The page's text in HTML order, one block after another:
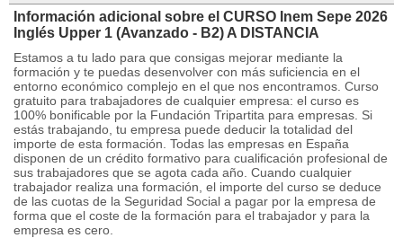
Información adicional sobre el CURSO Inem Sepe 2026
Inglés Upper 1 (Avanzado - B2) A DISTANCIA
Estamos a tu lado para que consigas mejorar mediante la
formación y te puedas desenvolver con más suficiencia en el
entorno económico complejo en el que nos encontramos. Curso
gratuito para trabajadores de cualquier empresa: el curso es
100% bonificable por la Fundación Tripartita para empresas. Si
estás trabajando, tu empresa puede deducir la totalidad del
importe de esta formación. Todas las empresas en España
disponen de un crédito formativo para cualificación profesional de
sus trabajadores que se agota cada año. Cuando cualquier
trabajador realiza una formación, el importe del curso se deduce
de las cuotas de la Seguridad Social a pagar por la empresa de
forma que el coste de la formación para el trabajador y para la
empresa es cero.